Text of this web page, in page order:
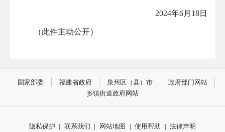
2024年6月18日
（此件主动公开）
国家部委 福建省政府 泉州区（县）市
政府部门网站
乡镇街道政府网站
隐私保护 | 联系我们 | 网站地图 | 使用帮助 | 法律声明